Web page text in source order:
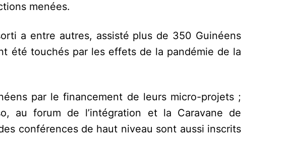
menées.
a entre autres, assisté plus de 350 Guinéens
été touchés par les effets de la pandémie de la
par le financement de leurs micro-projets ;
au forum de l’intégration et la Caravane de
conférences de haut niveau sont aussi inscrits